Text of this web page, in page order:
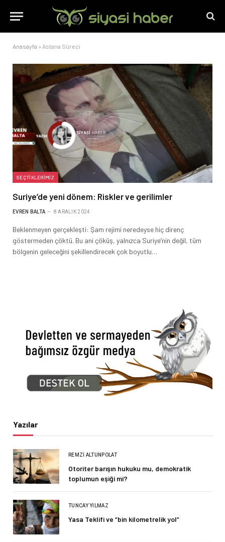
Anasayfa » Astana Süreci
SEÇTIKLERIMIZ
Suriye’de yeni dönem: Riskler ve gerilimler
EVREN BALTA 8 ARALIK 2024
Beklenmeyen gerçekleşti: Şam rejimi neredeyse hiç direnç
göstermeden çöktü. Bu ani çöküş, yalnızca Suriye’nin değil, tüm
bölgenin geleceğini şekillendirecek çok boyutlu…
Yazılar
REMZI ALTUNPOLAT
Otoriter barışın hukuku mu, demokratik
toplumun eşiği mi?
TUNCAY YILMAZ
Yasa Teklifi ve “bin kilometrelik yol”